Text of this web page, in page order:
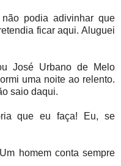
podia adivinhar que
ficar aqui. Aluguei
José Urbano de Melo
uma noite ao relento.
saio daqui.
que eu faça! Eu, se
homem conta sempre